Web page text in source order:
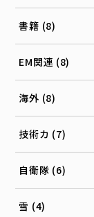
書籍 (8)
EM関連 (8)
海外 (8)
技術カ (7)
自衛隊 (6)
雪 (4)